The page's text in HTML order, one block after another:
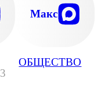
ОБЩЕСТВО
Макс